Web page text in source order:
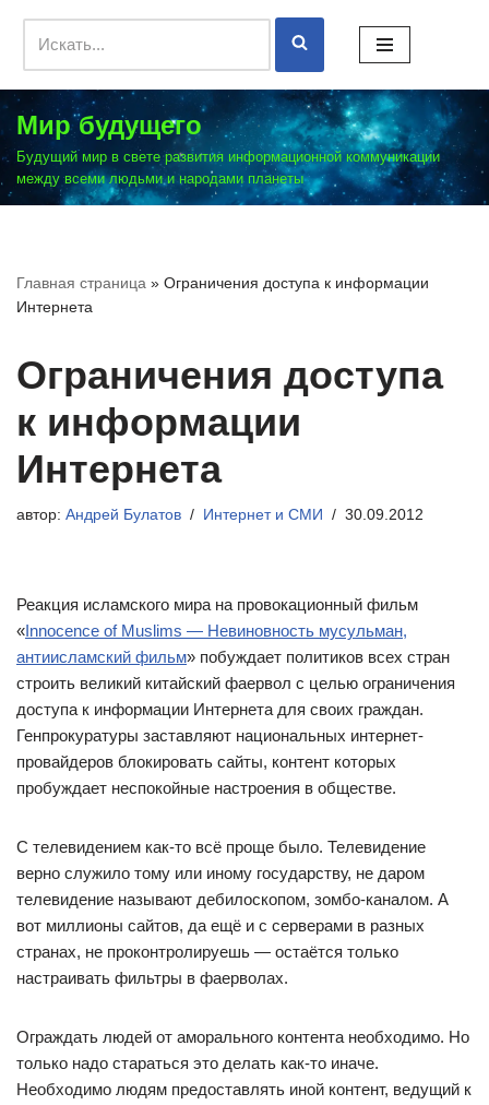
содержимому
Мир будущего
Будущий мир в свете развития информационной коммуникации
между всеми людьми и народами планеты
Главная страница » Ограничения доступа к информации
Интернета
Ограничения доступа
к информации
Интернета
автор: Андрей Булатов Интернет и СМИ 30.09.2012
Реакция исламского мира на провокационный фильм
«Innocence of Muslims — Невиновность мусульман,
антиисламский фильм» побуждает политиков всех стран
строить великий китайский фаервол с целью ограничения
доступа к информации Интернета для своих граждан.
Генпрокуратуры заставляют национальных интернет-
провайдеров блокировать сайты, контент которых
пробуждает неспокойные настроения в обществе.
С телевидением как-то всё проще было. Телевидение
верно служило тому или иному государству, не даром
телевидение называют дебилоскопом, зомбо-каналом. А
вот миллионы сайтов, да ещё и с серверами в разных
странах, не проконтролируешь — остаётся только
настраивать фильтры в фаерволах.
Ограждать людей от аморального контента необходимо. Но
только надо стараться это делать как-то иначе.
Необходимо людям предоставлять иной контент, ведущий к